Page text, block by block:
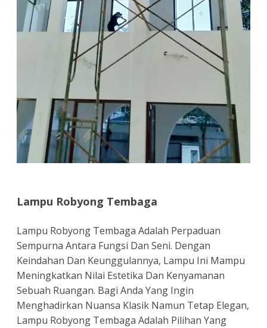
Lampu Robyong Tembaga
Lampu Robyong Tembaga Adalah Perpaduan
Sempurna Antara Fungsi Dan Seni. Dengan
Keindahan Dan Keunggulannya, Lampu Ini Mampu
Meningkatkan Nilai Estetika Dan Kenyamanan
Sebuah Ruangan. Bagi Anda Yang Ingin
Menghadirkan Nuansa Klasik Namun Tetap Elegan,
Lampu Robyong Tembaga Adalah Pilihan Yang